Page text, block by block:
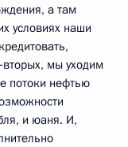
а там
условиях наши
мы уходим
потоки нефтью
и юаня. И,